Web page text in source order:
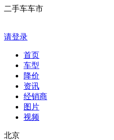
二手车车市
请登录
首页
车型
降价
资讯
经销商
图片
视频
北京